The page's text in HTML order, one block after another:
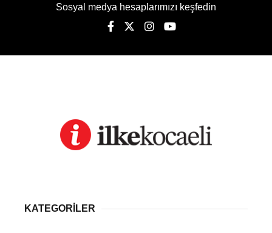
Sosyal medya hesaplarımızı keşfedin
KATEGORİLER